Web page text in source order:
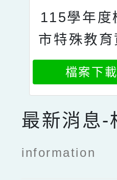
115學年度
市特殊教育
中心專業
員遴選
檔案下載
最新消息-
information